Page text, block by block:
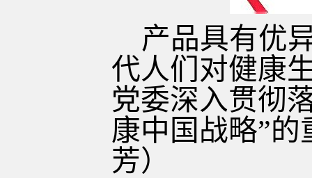
产品具有优
代人们对健康
党委深入贯彻
康中国战略”
芳）